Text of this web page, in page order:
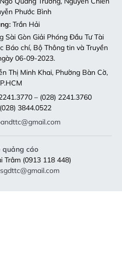
Phước Bình
Trần Hải
Sài Gòn Giải Phóng Đầu Tư Tài
Báo chí, Bộ Thông tin và Truyền
06-09-2023.
Thị Minh Khai, Phường Bàn Cờ,
– (028) 2241.3760
3844.0522
quảng cáo
Trâm (0913 118 448)